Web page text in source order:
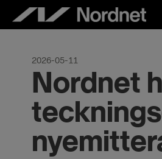
Hoppa
2026-05-11
Nordnet